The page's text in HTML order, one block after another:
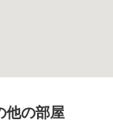
他の部屋